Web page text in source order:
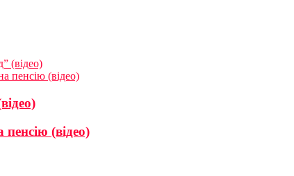
(відео)
пенсію (відео)
(відео)